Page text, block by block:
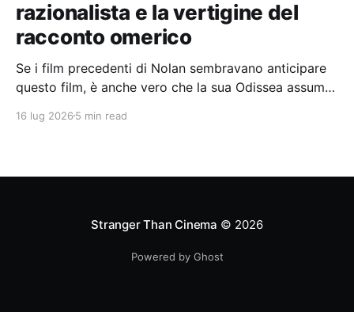
razionalista e la vertigine del
racconto omerico
Se i film precedenti di Nolan sembravano anticipare
questo film, è anche vero che la sua Odissea assume
16 lug 2026 5 min read
Stranger Than Cinema © 2026
Powered by Ghost